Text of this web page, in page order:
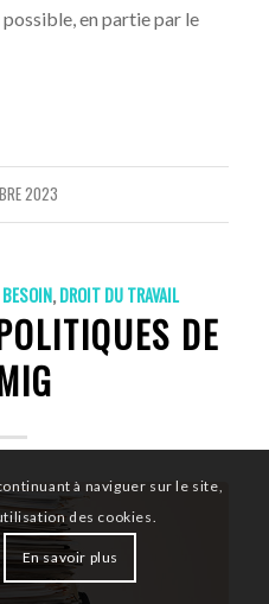
en partie par le
2023
,DROIT DU TRAVAIL
DE
à naviguer sur le site,
des cookies.
En savoir plus